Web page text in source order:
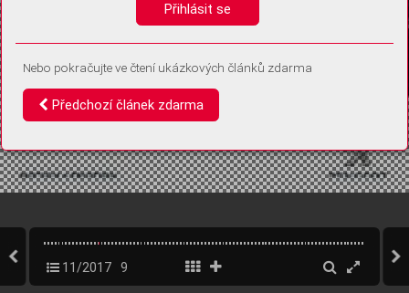
11/2017 9
Přihlásit se
Nebo pokračujte ve čtení ukázkových článků zdarma
Předchozí článek zdarma